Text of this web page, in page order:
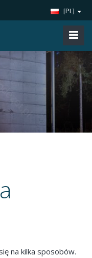
[PL]
na kilka sposobów.